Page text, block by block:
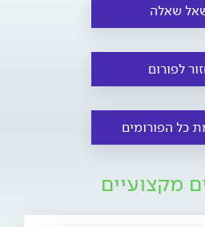
שאלה
לפורום
כל הפורומים
מקצועיים